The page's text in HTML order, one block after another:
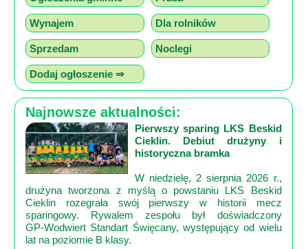
Wynajem Dla rolników
Sprzedam Noclegi
Dodaj ogłoszenie ⇒
Najnowsze aktualności:
Pierwszy sparing LKS Beskid
Cieklin. Debiut drużyny i
historyczna bramka
W niedzielę, 2 sierpnia 2026 r.,
drużyna tworzona z myślą o powstaniu LKS Beskid
Cieklin rozegrała swój pierwszy w historii mecz
sparingowy. Rywalem zespołu był doświadczony
GP‑Wodwiert Standart Święcany, występujący od wielu
lat na poziomie B klasy.